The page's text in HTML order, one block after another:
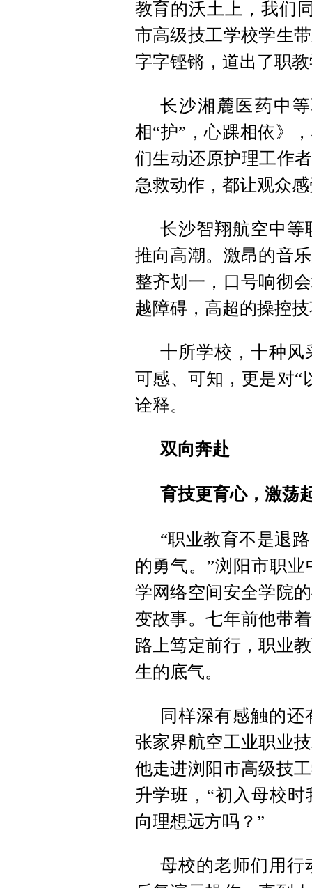
教育的沃土上，我们
市高级技工学校学生
字字铿锵，道出了职
长沙湘麓医药中
相“护”，心踝相依》
们生动还原护理工作
急救动作，都让观众
长沙智翔航空中等
推向高潮。激昂的音
整齐划一，口号响彻
越障碍，高超的操控
十所学校，十种风
可感、可知，更是对“
诠释。
双向奔赴
育技更育心，激荡
“职业教育不是退
的勇气。”浏阳市职
学网络空间安全学院
变故事。七年前他带
路上笃定前行，职业
生的底气。
同样深有感触的
张家界航空工业职业
他走进浏阳市高级技
升学班，“初入母校
向理想远方吗？”
母校的老师们用行